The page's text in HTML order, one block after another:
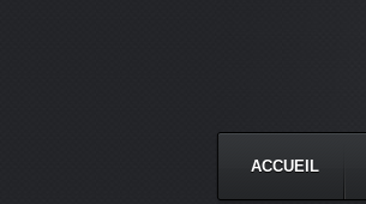
ACCUEIL